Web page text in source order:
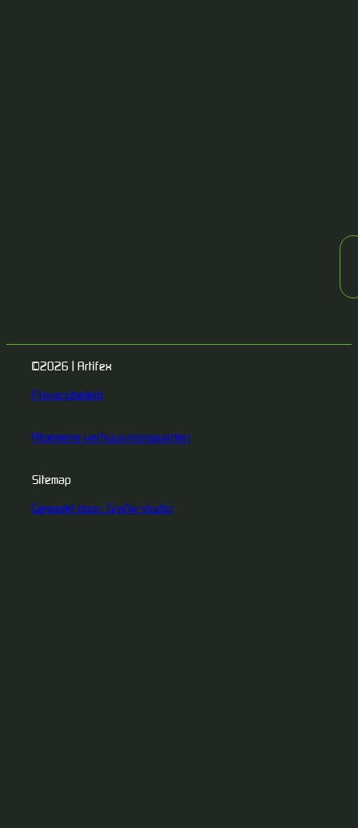
©2026 | Artifex
Privacybeleid
Algemene verhuurvoorwaarden
Sitemap
Gemaakt door: Grafix studio